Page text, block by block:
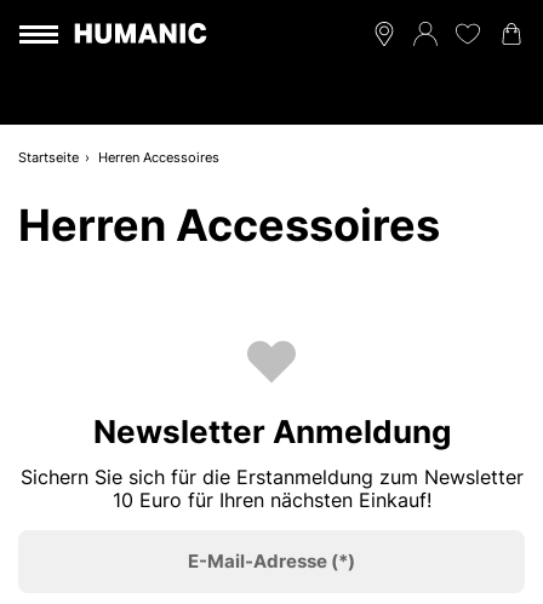
Startseite Herren Accessoires
Herren Accessoires
Newsletter Anmeldung
Sichern Sie sich für die Erstanmeldung zum Newsletter
10 Euro für Ihren nächsten Einkauf!
E-Mail-Adresse (*)